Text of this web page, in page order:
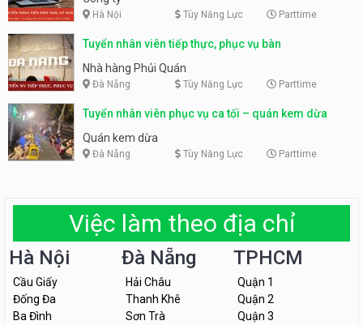
Hà Nội Tùy Năng Lực Parttime
Tuyển nhân viên tiếp thực, phục vụ bàn
Nhà hàng Phủi Quán
Đà Nẵng Tùy Năng Lực Parttime
Tuyển nhân viên phục vụ ca tối – quán kem dừa
Quán kem dừa
Đà Nẵng Tùy Năng Lực Parttime
Việc làm theo địa chỉ
Hà Nội
Cầu Giấy
Đống Đa
Ba Đình
Đà Nẵng
Hải Châu
Thanh Khê
Sơn Trà
TPHCM
Quận 1
Quận 2
Quận 3